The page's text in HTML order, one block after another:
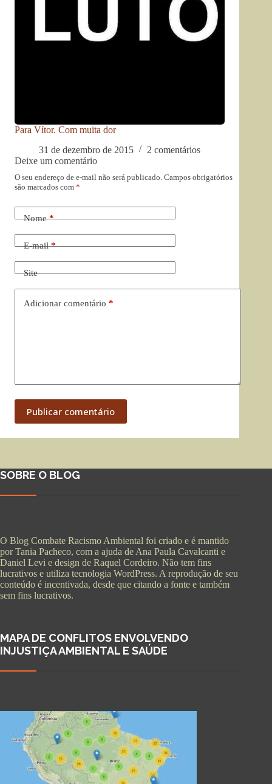
Para Vítor. Com muita dor
31 de dezembro de 2015
2 comentários
Deixe um comentário
O seu endereço de e-mail não será publicado. Campos obrigatórios
são marcados com *
Nome*
E-mail*
Site
Adicionar comentário *
Publicar comentário
SOBRE O BLOG
O Blog Combate Racismo Ambiental foi criado e é mantido
por Tania Pacheco, com a ajuda de Ana Paula Cavalcanti e
Daniel Levi e design de Raquel Cordeiro. Não tem fins
lucrativos e utiliza tecnologia WordPress. A reprodução de seu
conteúdo é incentivada, desde que citando a fonte e também
sem fins lucrativos.
MAPA DE CONFLITOS ENVOLVENDO
INJUSTIÇA AMBIENTAL E SAÚDE